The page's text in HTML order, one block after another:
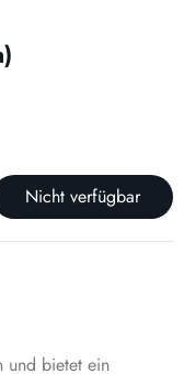
Nicht verfügbar
und bietet ein